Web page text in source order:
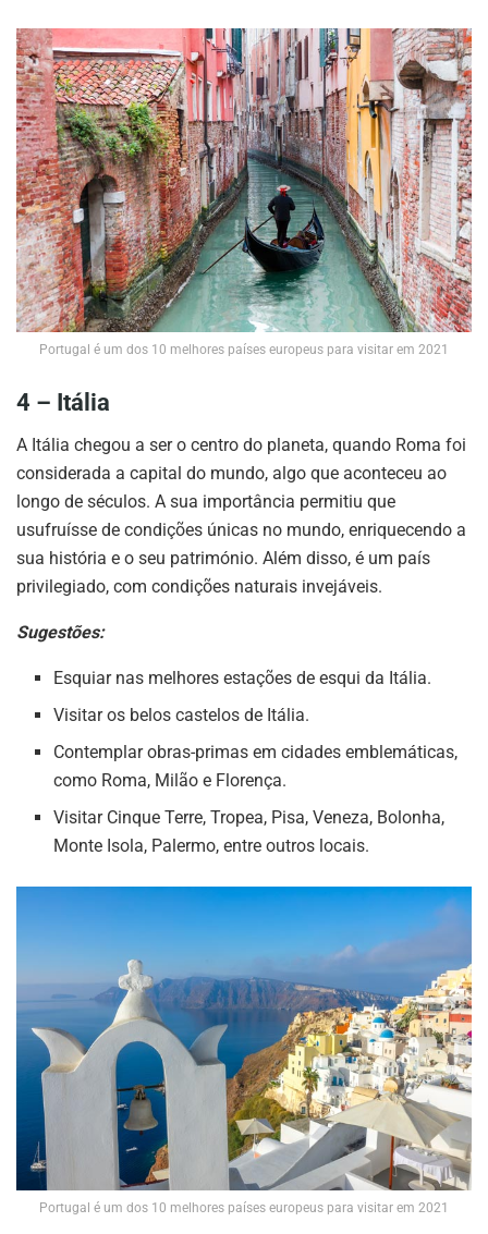
Portugal é um dos 10 melhores países europeus para visitar em 2021
4 – Itália
A Itália chegou a ser o centro do planeta, quando Roma foi
considerada a capital do mundo, algo que aconteceu ao
longo de séculos. A sua importância permitiu que
usufruísse de condições únicas no mundo, enriquecendo a
sua história e o seu património. Além disso, é um país
privilegiado, com condições naturais invejáveis.
Sugestões:
Esquiar nas melhores estações de esqui da Itália.
Visitar os belos castelos de Itália.
Contemplar obras-primas em cidades emblemáticas,
como Roma, Milão e Florença.
Visitar Cinque Terre, Tropea, Pisa, Veneza, Bolonha,
Monte Isola, Palermo, entre outros locais.
Portugal é um dos 10 melhores países europeus para visitar em 2021